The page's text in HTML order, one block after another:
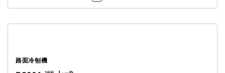
路面冷刨機